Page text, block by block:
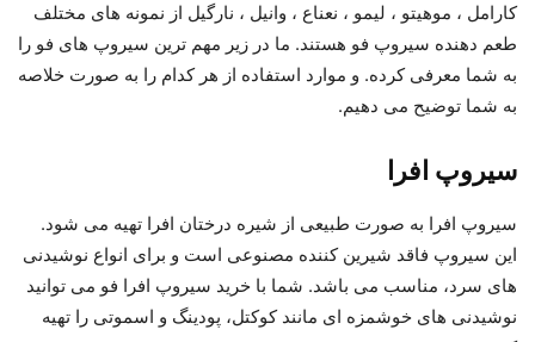
کارامل ، موهیتو ، لیمو ، نعناع ، وانیل ، نارگیل از نمونه های مختلف
طعم دهنده سیروپ فو هستند. ما در زیر مهم ترین سیروپ های فو را
به شما معرفی کرده. و موارد استفاده از هر کدام را به صورت خلاصه
به شما توضیح می دهیم.
سیروپ افرا
سیروپ افرا به صورت طبیعی از شیره درختان افرا تهیه می شود.
این سیروپ فاقد شیرین کننده مصنوعی است و برای انواع نوشیدنی
های سرد، مناسب می باشد. شما با خرید سیروپ افرا فو می توانید
نوشیدنی های خوشمزه ای مانند کوکتل، پودینگ و اسموتی را تهیه